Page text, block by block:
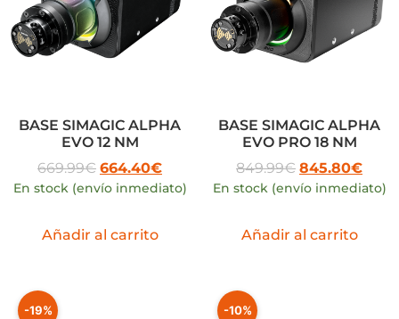
BASE SIMAGIC ALPHA
EVO 12 NM
669.99€ 664.40€
En stock (envío inmediato)
Añadir al carrito
BASE SIMAGIC ALPHA
EVO PRO 18 NM
849.99€ 845.80€
En stock (envío inmediato)
Añadir al carrito
-19% -10%